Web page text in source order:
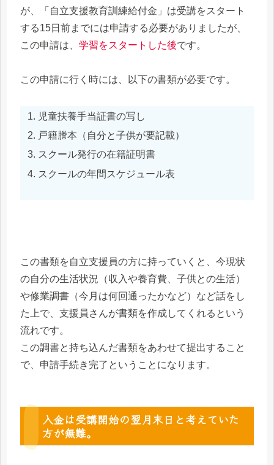
が、「自立支援教育訓練給付金」は受講をスタート
する15日前までには申請する必要がありましたが、
この申請は、 学習をスタートした後です。
この申請に行く時には、以下の書類が必要です。
児童扶養手当証書の写し
戸籍謄本（自分と子供が要記載）
スクール発行の在籍証明書
スクールの年間スケジュール表
この書類を自立支援員の方に持っていくと、今現状
の自分の生活状況（収入や養育費、子供との生活）
や修業調書（今月は何回通ったかなど）など話をし
た上で、支援員さんが書類を作成してくれるという
流れです。
この調書と持ち込んだ書類をあわせて提出すること
で、申請手続き完了ということになります。
入金は受講開始の翌月末日と考えていた
方が無難。